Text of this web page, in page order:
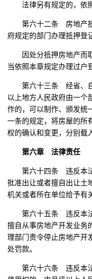
法律另有规定的，依
第六十二条 房地产
府规定的部门办理抵押登
因处分抵押房地产而
当依照本章规定办理过户
第六十三条 经省、
以上地方人民政府由一个
作的，可以制作、颁发统
一条的规定，将房屋的所
权的确认和变更，分别载
第六章 法律责任
第六十四条 违反本
批准出让或者擅自出让土
机关或者所在单位给予有
第六十五条 违反本
擅自从事房地产开发业务
理部门责令停止房地产开
处罚款。
第六十六条 违反本